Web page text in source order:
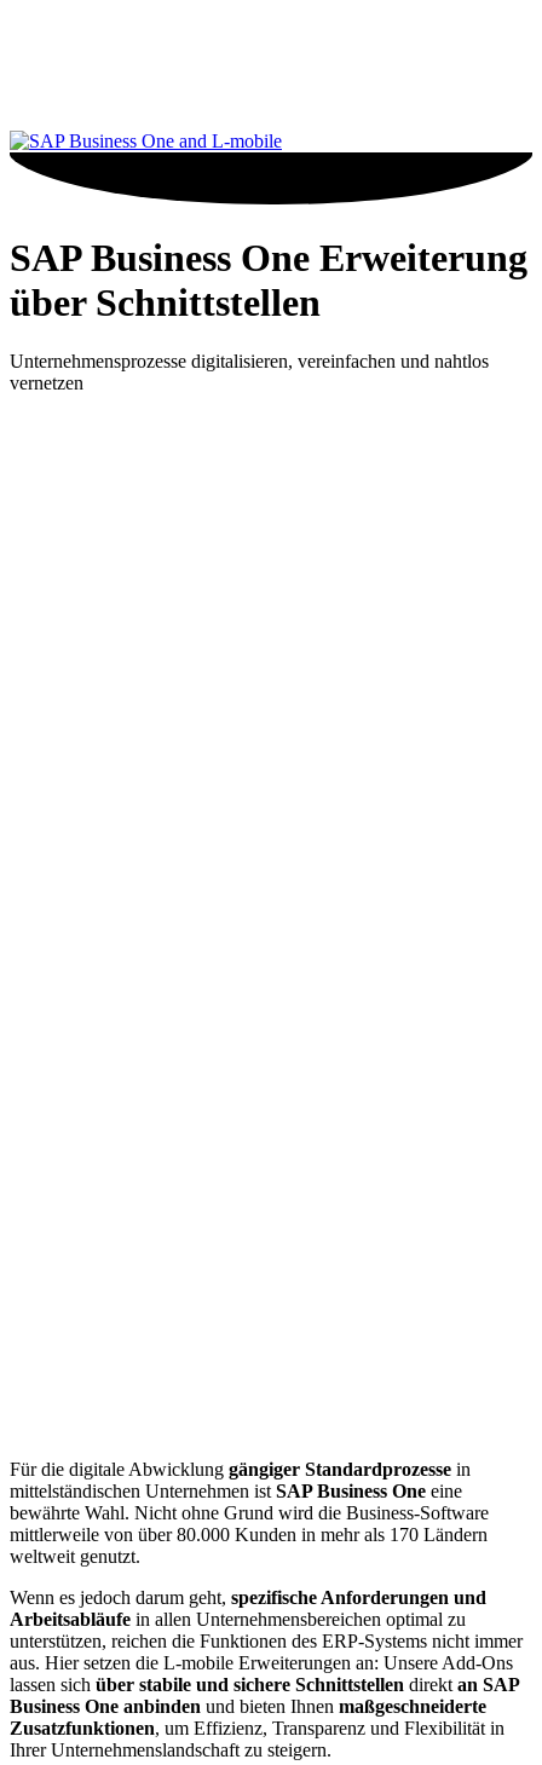
SAP Business One Erweiterung
über Schnittstellen
Unternehmensprozesse digitalisieren, vereinfachen und nahtlos
vernetzen
Für die digitale Abwicklung gängiger Standardprozesse in
mittelständischen Unternehmen ist SAP Business One eine
bewährte Wahl. Nicht ohne Grund wird die Business-Software
mittlerweile von über 80.000 Kunden in mehr als 170 Ländern
weltweit genutzt.
Wenn es jedoch darum geht, spezifische Anforderungen und
Arbeitsabläufe in allen Unternehmensbereichen optimal zu
unterstützen, reichen die Funktionen des ERP-Systems nicht immer
aus. Hier setzen die L-mobile Erweiterungen an: Unsere Add-Ons
lassen sich über stabile und sichere Schnittstellen direkt an SAP
Business One anbinden und bieten Ihnen maßgeschneiderte
Zusatzfunktionen, um Effizienz, Transparenz und Flexibilität in
Ihrer Unternehmenslandschaft zu steigern.